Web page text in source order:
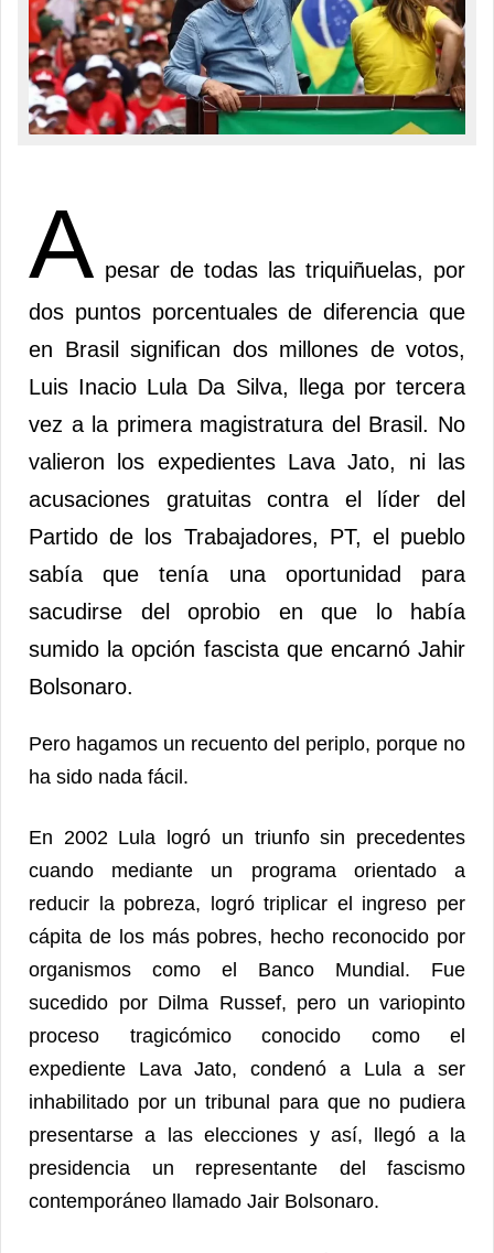
A pesar de todas las triquiñuelas, por
dos puntos porcentuales de diferencia que
en Brasil significan dos millones de votos,
Luis Inacio Lula Da Silva, llega por tercera
vez a la primera magistratura del Brasil. No
valieron los expedientes Lava Jato, ni las
acusaciones gratuitas contra el líder del
Partido de los Trabajadores, PT, el pueblo
sabía que tenía una oportunidad para
sacudirse del oprobio en que lo había
sumido la opción fascista que encarnó Jahir
Bolsonaro.
Pero hagamos un recuento del periplo, porque no
ha sido nada fácil.
En 2002 Lula logró un triunfo sin precedentes
cuando mediante un programa orientado a
reducir la pobreza, logró triplicar el ingreso per
cápita de los más pobres, hecho reconocido por
organismos como el Banco Mundial. Fue
sucedido por Dilma Russef, pero un variopinto
proceso tragicómico conocido como el
expediente Lava Jato, condenó a Lula a ser
inhabilitado por un tribunal para que no pudiera
presentarse a las elecciones y así, llegó a la
presidencia un representante del fascismo
contemporáneo llamado Jair Bolsonaro.